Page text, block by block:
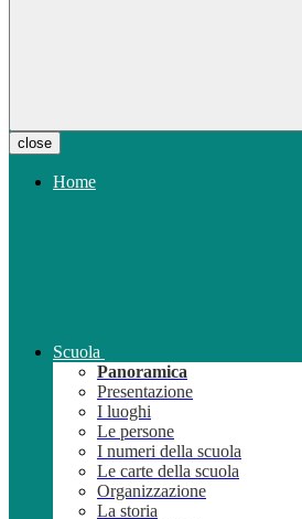
close
Home
Scuola
Panoramica
Presentazione
I luoghi
Le persone
I numeri della scuola
Le carte della scuola
Organizzazione
La storia